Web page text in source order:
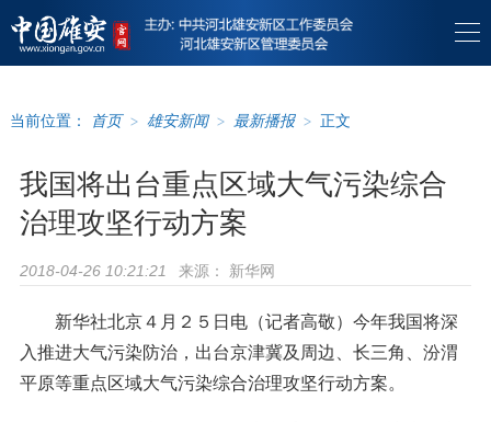
当前位置： 首页 > 雄安新闻 > 最新播报 > 正文
我国将出台重点区域大气污染综合
治理攻坚行动方案
2018-04-26 10:21:21 来源： 新华网
新华社北京４月２５日电（记者高敬）今年我国将深
入推进大气污染防治，出台京津冀及周边、长三角、汾渭
平原等重点区域大气污染综合治理攻坚行动方案。